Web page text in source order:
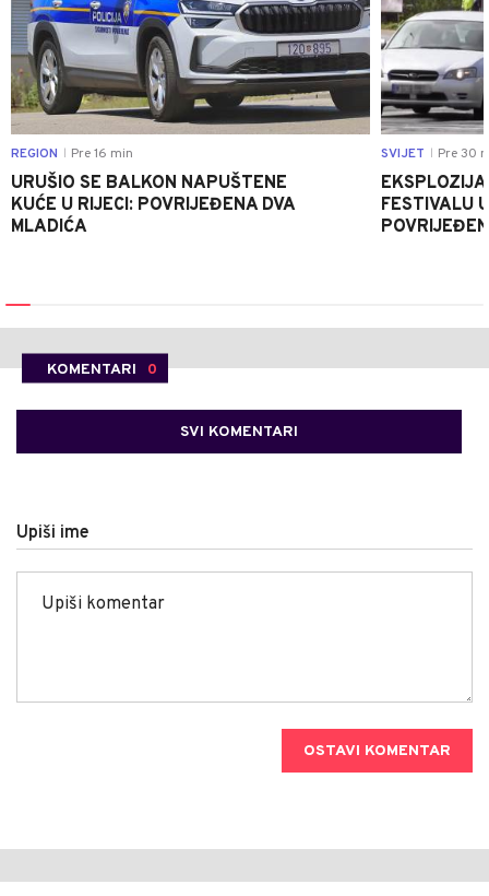
REGION Pre 16 min
URUŠIO SE BALKON NAPUŠTENE
KUĆE U RIJECI: POVRIJEĐENA DVA
MLADIĆA
SVIJET Pre 30
FESTIVALU
KOMENTARI 0
SVI KOMENTARI
Upiši ime
OSTAVI KOMENTAR